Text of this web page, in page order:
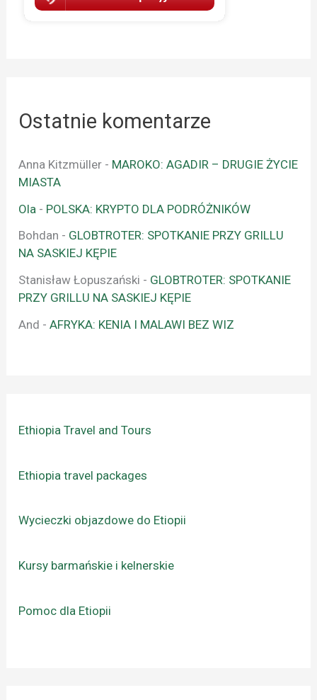
Ostatnie komentarze
Anna Kitzmüller - MAROKO: AGADIR – DRUGIE ŻYCIE
MIASTA
Ola - POLSKA: KRYPTO DLA PODRÓŻNIKÓW
Bohdan - GLOBTROTER: SPOTKANIE PRZY GRILLU
NA SASKIEJ KĘPIE
Stanisław Łopuszański - GLOBTROTER: SPOTKANIE
PRZY GRILLU NA SASKIEJ KĘPIE
And -AFRYKA: KENIA I MALAWI BEZ WIZ
Ethiopia Travel and Tours
Ethiopia travel packages
Wycieczki objazdowe do Etiopii
Kursy barmańskie i kelnerskie
Pomoc dla Etiopii